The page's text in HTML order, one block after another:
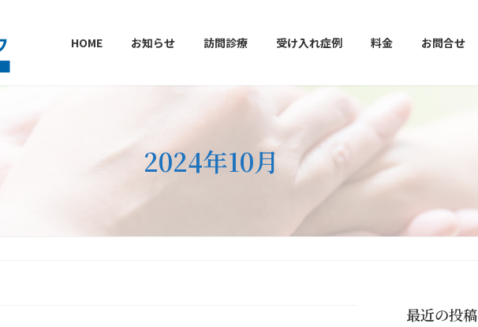
HOME お知らせ 訪問診療 受け入れ症例 料金 お問合せ
2024年10月
最近の投稿